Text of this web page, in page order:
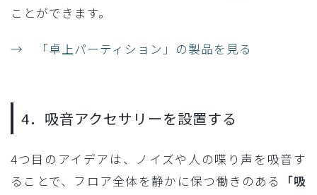
ことができます。
→ 「卓上パーティション」の製品を見る
4．吸音アクセサリーを設置する
4つ目のアイデアは、ノイズや人の喋り声を吸音す
ることで、フロア全体を静かに保つ働きのある
「吸